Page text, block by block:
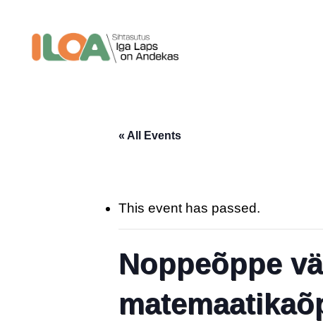
« All Events
This event has passed.
Noppeõppe